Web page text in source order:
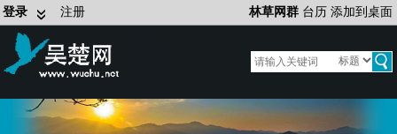
登录 注册 林草网群 台历 添加到桌面